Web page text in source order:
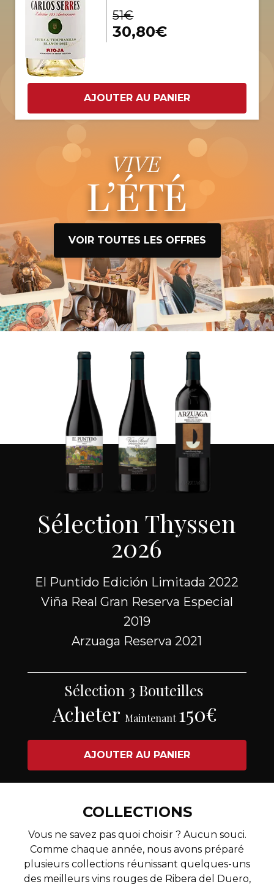
51€
30,80€
AJOUTER AU PANIER
VIVE
L’ÉTÉ
VOIR TOUTES LES OFFRES
Sélection Thyssen
2026
El Puntido Edición Limitada 2022
Viña Real Gran Reserva Especial
2019
Arzuaga Reserva 2021
Sélection 3 Bouteilles
Acheter Maintenant150€
AJOUTER AU PANIER
COLLECTIONS
Vous ne savez pas quoi choisir ? Aucun souci.
Comme chaque année, nous avons préparé
plusieurs collections réunissant quelques-uns
des meilleurs vins rouges de Ribera del Duero,